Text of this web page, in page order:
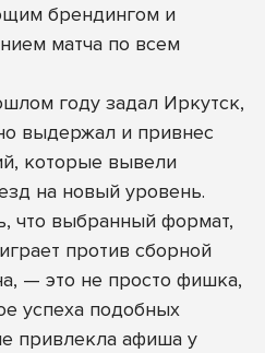
брендингом и
матча по всем
году задал Иркутск,
выдержал и привнес
которые вывели
на новый уровень.
что выбранный формат,
против сборной
— это не просто фишка,
успеха подобных
привлекла афиша у